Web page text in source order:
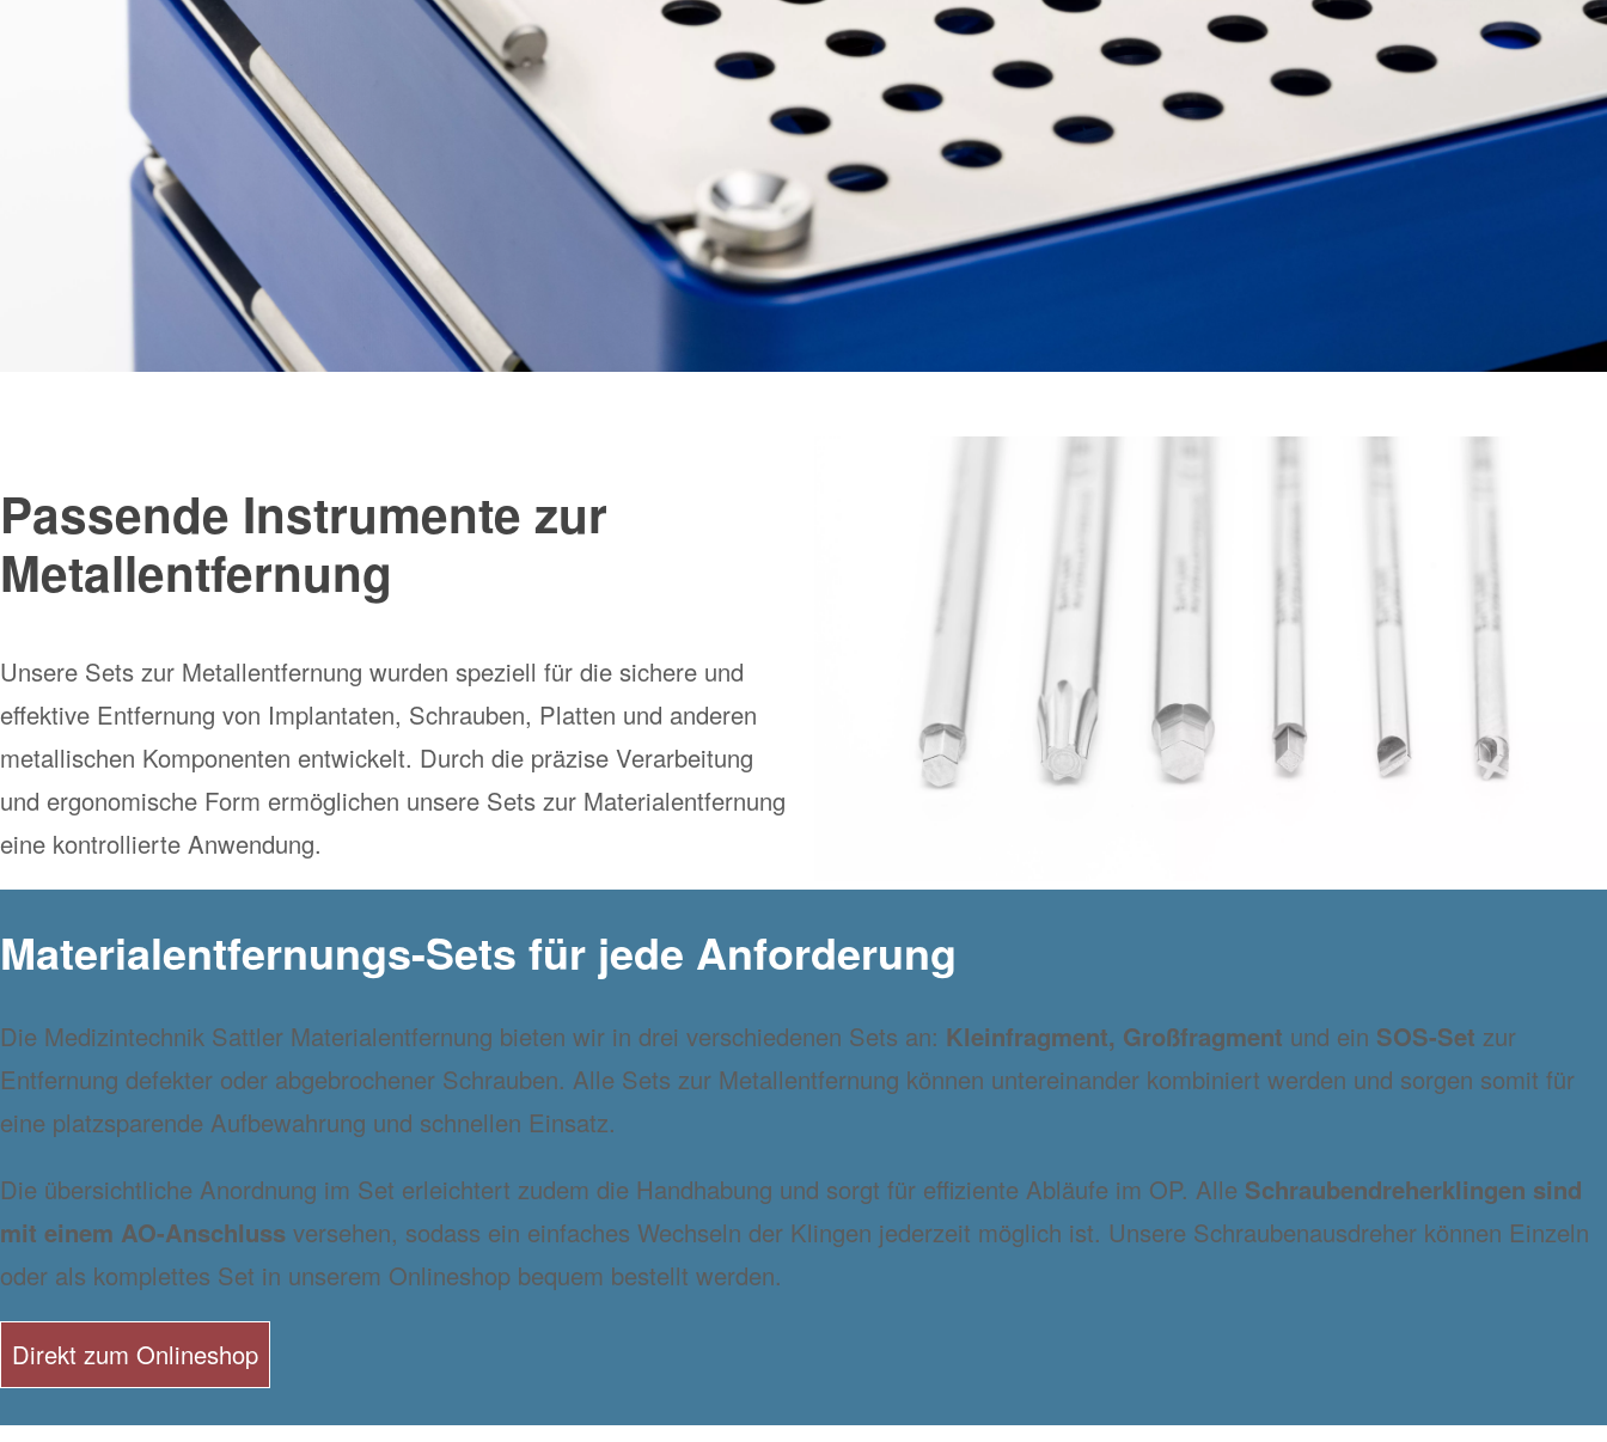
Passende Instrumente zur
Metallentfernung
Unsere Sets zur Metallentfernung wurden speziell für die sichere und
effektive Entfernung von Implantaten, Schrauben, Platten und anderen
metallischen Komponenten entwickelt. Durch die präzise Verarbeitung
und ergonomische Form ermöglichen unsere Sets zur Materialentfernung
eine kontrollierte Anwendung.
Materialentfernungs-Sets für jede Anforderung
Die Medizintechnik Sattler Materialentfernung bieten wir in drei verschiedenen Sets an: Kleinfragment, Großfragment und ein SOS-Set zur
Entfernung defekter oder abgebrochener Schrauben. Alle Sets zur Metallentfernung können untereinander kombiniert werden und sorgen somit für
eine platzsparende Aufbewahrung und schnellen Einsatz.
Die übersichtliche Anordnung im Set erleichtert zudem die Handhabung und sorgt für effiziente Abläufe im OP. Alle Schraubendreherklingen sind
mit einem AO-Anschluss versehen, sodass ein einfaches Wechseln der Klingen jederzeit möglich ist. Unsere Schraubenausdreher können Einzeln
oder als komplettes Set in unserem Onlineshop bequem bestellt werden.
Direkt zum Onlineshop